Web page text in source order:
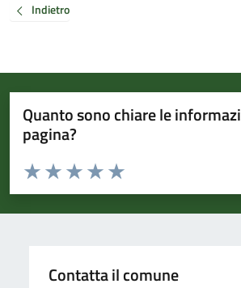
Indietro
Quanto sono chiare le
pagina?
Valuta da 1 a 5 stelle la pagina
Valuta 5 stelle su 5
Valuta 4 stelle su 5
Valuta 3 stelle su 5
Valuta 2 stelle su 5
Valuta 1 stelle su 5
Contatta il comune